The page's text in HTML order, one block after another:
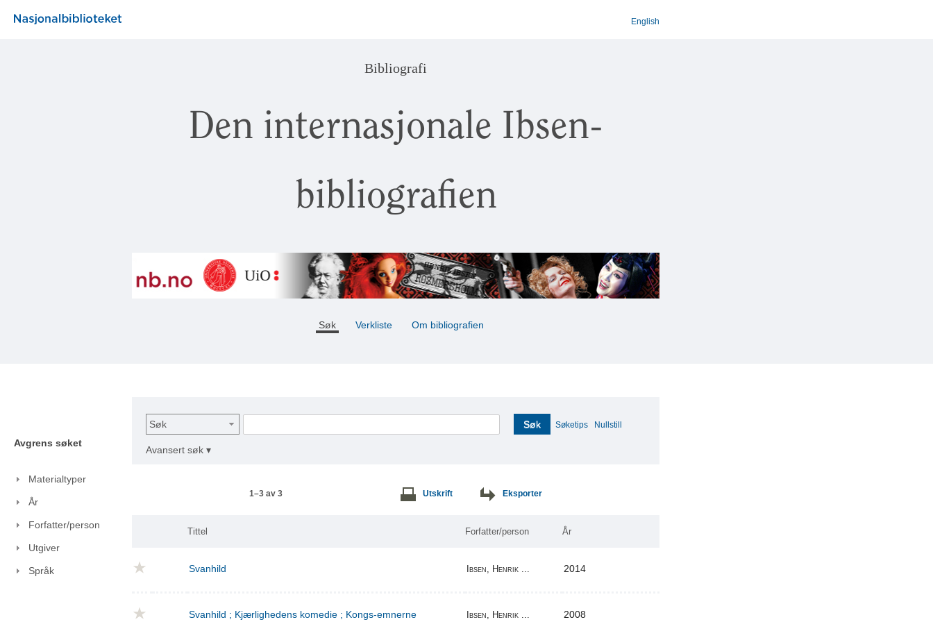
English
Bibliografi
Den internasjonale Ibsen-
bibliografien
Søk Verkliste Om bibliografien
Avgrens søket
Materialtyper
År
Forfatter/person
Utgiver
Språk
Søk Søk Søketips Nullstill
Avansert søk ▾
1–3 av 3 Utskrift Eksporter
Tittel Forfatter/person År
Svanhild Ibsen, Henrik ... 2014
Svanhild ; Kjærlighedens komedie ; Kongs-emnerne Ibsen, Henrik ... 2008